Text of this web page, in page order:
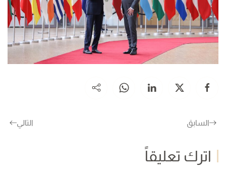
السابق التالي
اترك تعليقاً